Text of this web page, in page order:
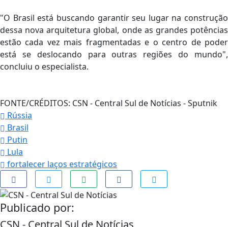
"O Brasil está buscando garantir seu lugar na construção
dessa nova arquitetura global, onde as grandes potências
estão cada vez mais fragmentadas e o centro de poder
está se deslocando para outras regiões do mundo",
concluiu o especialista.
FONTE/CRÉDITOS: CSN - Central Sul de Notícias - Sputnik
Rússia
Brasil
Putin
Lula
fortalecer laços estratégicos
Publicado por:
CSN - Central Sul de Notícias